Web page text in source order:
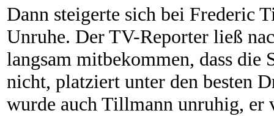
Dann steigerte sich bei Frederic
Unruhe. Der TV-Reporter ließ
langsam mitbekommen, dass die
nicht, platziert unter den besten
wurde auch Tillmann unruhig, er